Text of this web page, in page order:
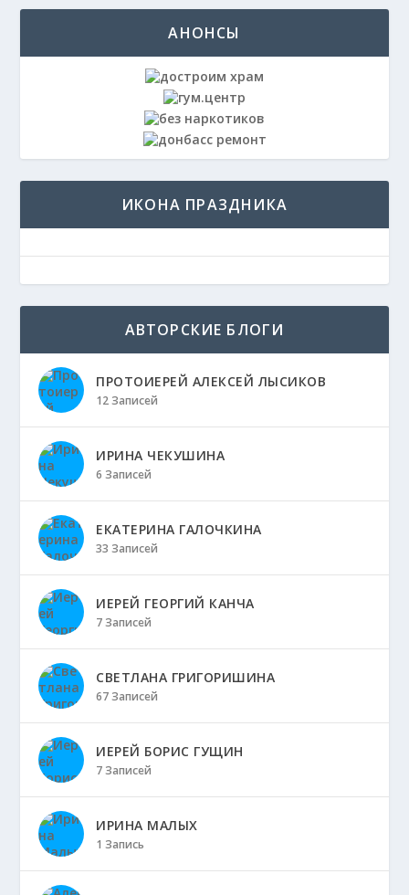
АНОНСЫ
ИКОНА ПРАЗДНИКА
АВТОРСКИЕ БЛОГИ
ПРОТОИЕРЕЙ АЛЕКСЕЙ ЛЫСИКОВ
12 Записей
ИРИНА ЧЕКУШИНА
6 Записей
ЕКАТЕРИНА ГАЛОЧКИНА
33 Записей
ИЕРЕЙ ГЕОРГИЙ КАНЧА
7 Записей
СВЕТЛАНА ГРИГОРИШИНА
67 Записей
ИЕРЕЙ БОРИС ГУЩИН
7 Записей
ИРИНА МАЛЫХ
1 Запись